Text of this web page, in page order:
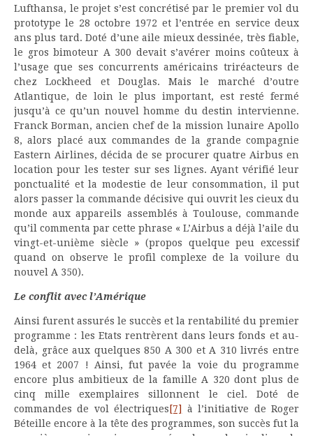
Lufthansa, le projet s’est concrétisé par le premier vol du
prototype le 28 octobre 1972 et l’entrée en service deux
ans plus tard. Doté d’une aile mieux dessinée, très fiable,
le gros bimoteur A 300 devait s’avérer moins coûteux à
l’usage que ses concurrents américains triréacteurs de
chez Lockheed et Douglas. Mais le marché d’outre
Atlantique, de loin le plus important, est resté fermé
jusqu’à ce qu’un nouvel homme du destin intervienne.
Franck Borman, ancien chef de la mission lunaire Apollo
8, alors placé aux commandes de la grande compagnie
Eastern Airlines, décida de se procurer quatre Airbus en
location pour les tester sur ses lignes. Ayant vérifié leur
ponctualité et la modestie de leur consommation, il put
alors passer la commande décisive qui ouvrit les cieux du
monde aux appareils assemblés à Toulouse, commande
qu’il commenta par cette phrase « L’Airbus a déjà l’aile du
vingt-et-unième siècle » (propos quelque peu excessif
quand on observe le profil complexe de la voilure du
nouvel A 350).
Le conflit avec l’Amérique
Ainsi furent assurés le succès et la rentabilité du premier
programme : les Etats rentrèrent dans leurs fonds et au-
delà, grâce aux quelques 850 A 300 et A 310 livrés entre
1964 et 2007 ! Ainsi, fut pavée la voie du programme
encore plus ambitieux de la famille A 320 dont plus de
cinq mille exemplaires sillonnent le ciel. Doté de
commandes de vol électriques [7]
à l’initiative de Roger
Béteille encore à la tête des programmes, son succès fut la